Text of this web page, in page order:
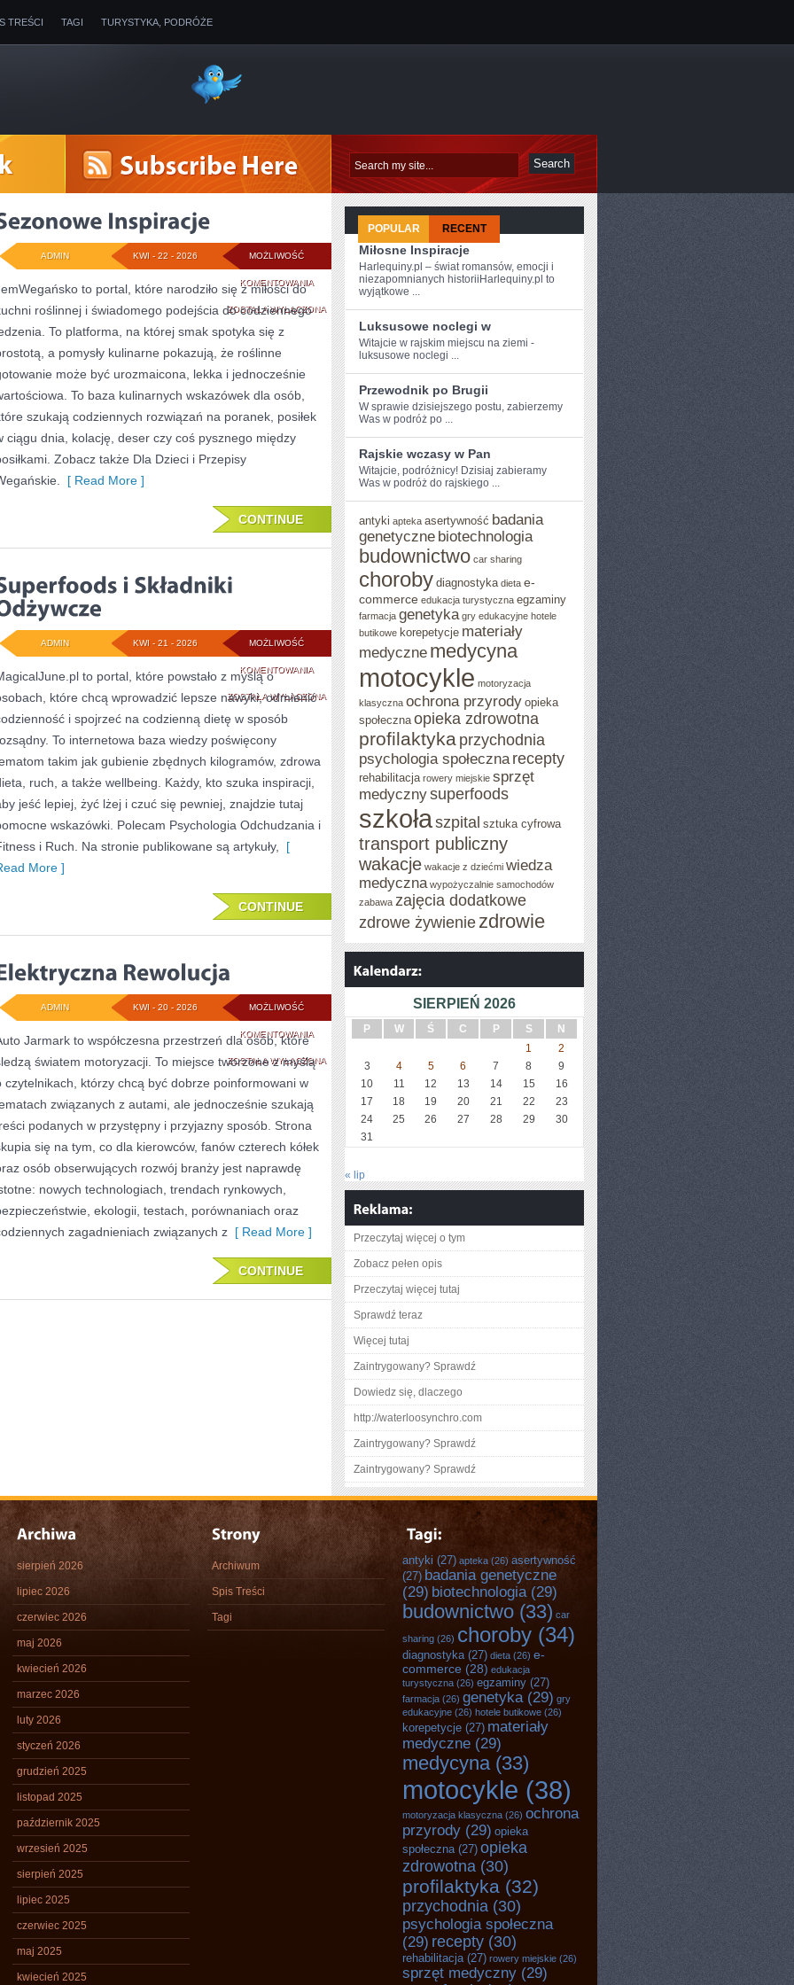
TREŚCI TAGI TURYSTYKA, PODRÓŻE
MOŻLIWOŚĆ
KOMENTOWANIASEZONOWE
INSPIRACJE
ZOSTAŁA WYŁĄCZONA
KWI - 22 - 2026
ADMIN
to portal, które narodziło się z miłości do
roślinnej i świadomego podejścia do codziennego
To platforma, na której smak spotyka się z
a pomysły kulinarne pokazują, że roślinne
może być urozmaicona, lekka i jednocześnie
To baza kulinarnych wskazówek dla osób,
szukają codziennych rozwiązań na poranek, posiłek
ciągu dnia, kolację, deser czy coś pysznego między
Zobacz także Dla Dzieci i Przepisy
[ Read More ]
CONTINUE
MOŻLIWOŚĆ
KOMENTOWANIASUPERFOODS
I
SKŁADNIKI
ODŻYWCZE
ZOSTAŁA WYŁĄCZONA
KWI - 21 - 2026
ADMIN
to portal, które powstało z myślą o
które chcą wprowadzić lepsze nawyki, odmienić
i spojrzeć na codzienną dietę w sposób
To internetowa baza wiedzy poświęcony
takim jak gubienie zbędnych kilogramów, zdrowa
ruch, a także wellbeing. Każdy, kto szuka inspiracji,
jeść lepiej, żyć lżej i czuć się pewniej, znajdzie tutaj
wskazówki. Polecam Psychologia Odchudzania i
i Ruch. Na stronie publikowane są artykuły,
[
More ]
CONTINUE
MOŻLIWOŚĆ
KOMENTOWANIAELEKTRYCZNA
REWOLUCJA
ZOSTAŁA WYŁĄCZONA
KWI - 20 - 2026
ADMIN
Jarmark to współczesna przestrzeń dla osób, które
światem motoryzacji. To miejsce tworzone z myślą
czytelnikach, którzy chcą być dobrze poinformowani w
związanych z autami, ale jednocześnie szukają
podanych w przystępny i przyjazny sposób. Strona
się na tym, co dla kierowców, fanów czterech kółek
osób obserwujących rozwój branży jest naprawdę
nowych technologiach, trendach rynkowych,
ekologii, testach, porównaniach oraz
zagadnieniach związanych z [ Read More ]
CONTINUE
POPULAR RECENT
Miłosne Inspiracje
Harlequiny.pl – świat romansów, emocji i
niezapomnianych historiiHarlequiny.pl to
wyjątkowe ...
Luksusowe noclegi w
Witajcie w‍ rajskim miejscu na ziemi -
luksusowe noclegi ...
Przewodnik po Brugii
W ⁢sprawie dzisiejszego ​postu, zabierzemy
Was w podróż‌ po‌ ...
Rajskie wczasy w Pan
Witajcie, podróżnicy! Dzisiaj zabieramy
Was w podróż ‌do rajskiego ...
antyki apteka asertywność badania
genetyczne biotechnologia
budownictwo car sharing
choroby diagnostyka dieta e-
commerce edukacja turystyczna egzaminy
farmacja genetyka gry edukacyjne hotele
butikowe korepetycje materiały
medyczne medycyna
motocykle motoryzacja
klasyczna ochrona przyrody opieka
społeczna opieka zdrowotna
profilaktyka przychodnia
psychologia społeczna recepty
rehabilitacja rowery miejskie sprzęt
medycznysuperfoods
szkołaszpital sztuka cyfrowa
transport publiczny
wakacje wakacje z dziećmi wiedza
medyczna wypożyczalnie samochodów
zabawa zajęcia dodatkowe
zdrowe żywienie zdrowie
SIERPIEŃ 2026
P W Ś C P S
N
1
2
3
4 5 6 7 8
9
10
11 12 13 14 15
16
17
18 19 20 21 22
23
24
25 26 27 28 29
30
31
« lip
Przeczytaj więcej o tym
Zobacz pełen opis
Przeczytaj więcej tutaj
Sprawdź teraz
Więcej tutaj
Zaintrygowany? Sprawdź
Dowiedz się, dlaczego
http://waterloosynchro.com
Zaintrygowany? Sprawdź
Zaintrygowany? Sprawdź
sierpień 2026
lipiec 2026
czerwiec 2026
maj 2026
kwiecień 2026
marzec 2026
luty 2026
styczeń 2026
grudzień 2025
listopad 2025
październik 2025
wrzesień 2025
sierpień 2025
lipiec 2025
czerwiec 2025
maj 2025
kwiecień 2025
Archiwum
Spis Treści
Tagi
antyki (27) apteka (26) asertywność
(27) badania genetyczne
(29) biotechnologia (29)
budownictwo (33) car
sharing (26) choroby (34)
diagnostyka(27) dieta (26) e-
commerce (28) edukacja
turystyczna (26) egzaminy (27)
farmacja (26) genetyka (29) gry
edukacyjne (26) hotele butikowe (26)
korepetycje (27) materiały
medyczne (29)
medycyna(33)
motocykle (38)
motoryzacja klasyczna (26) ochrona
przyrody (29) opieka
społeczna(27) opieka
zdrowotna (30)
profilaktyka (32)
przychodnia (30)
psychologia społeczna
(29) recepty (30)
rehabilitacja(27) rowery miejskie (26)
sprzęt medyczny (29)